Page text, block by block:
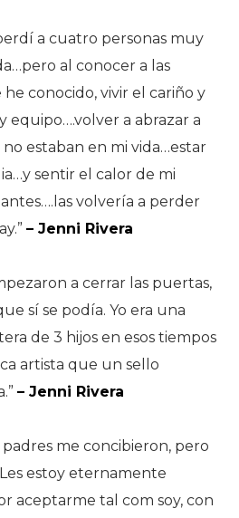
a cuatro personas muy
al conocer a las
conocido, vivir el cariño y
equipo….volver a abrazar a
estaban en mi vida…estar
sentir el calor de mi
volvería a perder
– Jenni Rivera
a cerrar las puertas,
sí se podía. Yo era una
de 3 hijos en esos tiempos
artista que un sello
– Jenni Rivera
padres me concibieron, pero
estoy eternamente
aceptarme tal com soy, con